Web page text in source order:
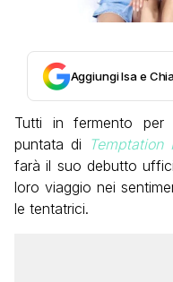
Aggiungi Isa e
Tutti in fermento per
puntata di Temptation
farà il suo debutto
loro viaggio nei
le tentatrici.